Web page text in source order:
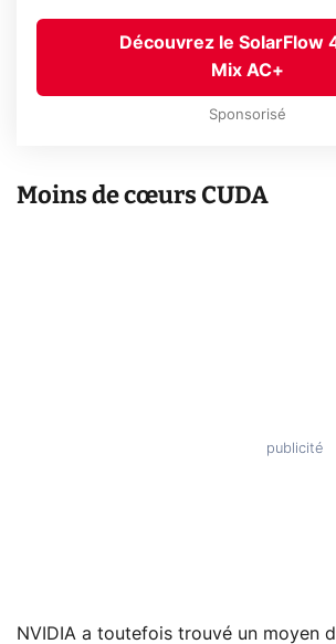
Découvrez le SolarFlow
Mix AC+
Sponsorisé
Moins de cœurs CUDA
NVIDIA a toutefois trouvé un moyen